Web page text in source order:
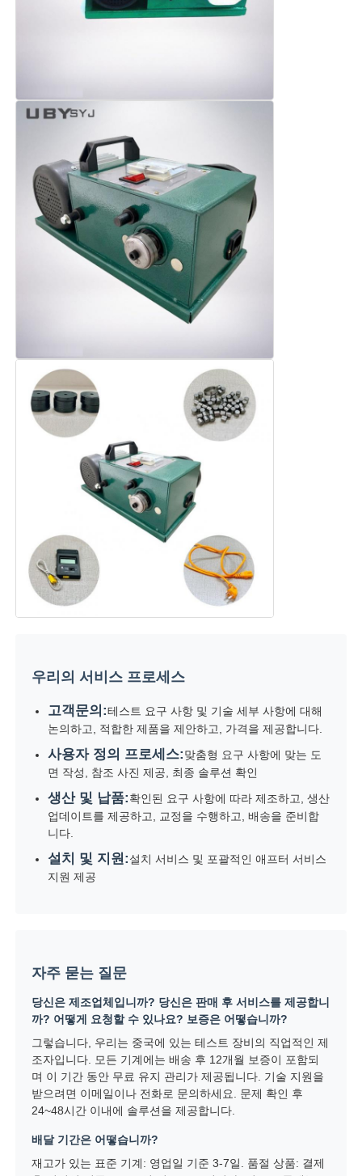
우리의 서비스 프로세스
고객문의:테스트 요구 사항 및 기술 세부 사항에 대해
논의하고, 적합한 제품을 제안하고, 가격을 제공합니다.
사용자 정의 프로세스:맞춤형 요구 사항에 맞는 도
면 작성, 참조 사진 제공, 최종 솔루션 확인
생산 및 납품:확인된 요구 사항에 따라 제조하고, 생산
업데이트를 제공하고, 교정을 수행하고, 배송을 준비합
니다.
설치 및 지원:설치 서비스 및 포괄적인 애프터 서비스
지원 제공
자주 묻는 질문
당신은 제조업체입니까? 당신은 판매 후 서비스를 제공합니
까? 어떻게 요청할 수 있나요? 보증은 어떻습니까?
그렇습니다, 우리는 중국에 있는 테스트 장비의 직업적인 제
조자입니다. 모든 기계에는 배송 후 12개월 보증이 포함되
며 이 기간 동안 무료 유지 관리가 제공됩니다. 기술 지원을
받으려면 이메일이나 전화로 문의하세요. 문제 확인 후
24~48시간 이내에 솔루션을 제공합니다.
배달 기간은 어떻습니까?
재고가 있는 표준 기계: 영업일 기준 3-7일. 품절 상품: 결제